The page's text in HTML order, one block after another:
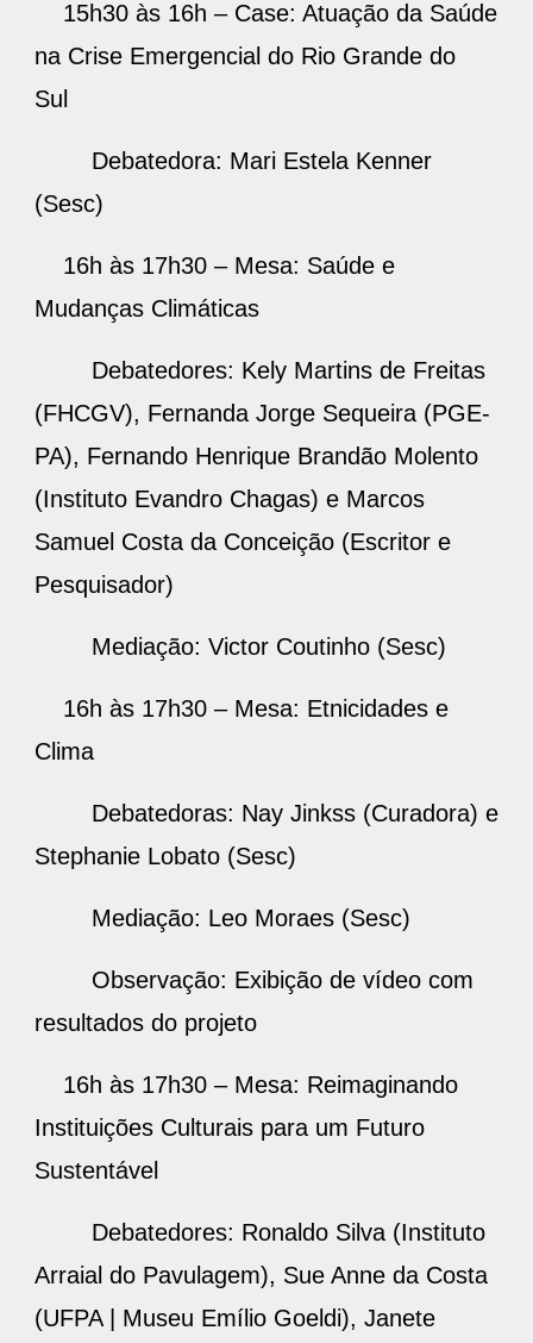
15h30 às 16h – Case: Atuação da Saúde
na Crise Emergencial do Rio Grande do
Sul
Debatedora: Mari Estela Kenner
(Sesc)
16h às 17h30 – Mesa: Saúde e
Mudanças Climáticas
Debatedores: Kely Martins de Freitas
(FHCGV), Fernanda Jorge Sequeira (PGE-
PA), Fernando Henrique Brandão Molento
(Instituto Evandro Chagas) e Marcos
Samuel Costa da Conceição (Escritor e
Pesquisador)
Mediação: Victor Coutinho (Sesc)
16h às 17h30 – Mesa: Etnicidades e
Clima
Debatedoras: Nay Jinkss (Curadora) e
Stephanie Lobato (Sesc)
Mediação: Leo Moraes (Sesc)
Observação: Exibição de vídeo com
resultados do projeto
16h às 17h30 – Mesa: Reimaginando
Instituições Culturais para um Futuro
Sustentável
Debatedores: Ronaldo Silva (Instituto
Arraial do Pavulagem), Sue Anne da Costa
(UFPA | Museu Emílio Goeldi), Janete